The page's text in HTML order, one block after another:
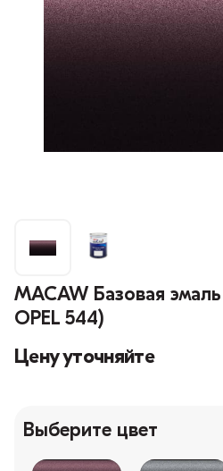
MACAW Базовая
OPEL 544)
Цену уточняйте
Выберите цвет